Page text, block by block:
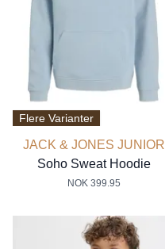
Flere Varianter
JACK & JONES JUNIOR
Soho Sweat Hoodie
NOK 399.95